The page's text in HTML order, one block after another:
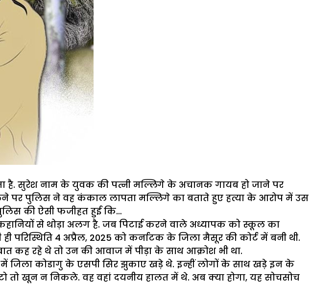
है. सुरेश नाम के युवक की पत्नी मल्लिगे के अचानक गायब हो जाने पर
पर पुलिस ने वह कंकाल लापता मल्लिगे का बताते हुए हत्या के आरोप में उस
की ऐसी फजीहत हुई कि…
से थोड़ा अलग है. जब पिटाई करने वाले अध्यापक को स्कूल का
परिस्थिति 4 अप्रैल, 2025 को कर्नाटक के जिला मैसूर की कोर्ट में बनी थी.
कह रहे थे तो उन की आवाज में पीड़ा के साथ आक्रोश भी था.
कोडागु के एसपी सिर झुकाए खड़े थे. इन्हीं लोगों के साथ खड़े इन के
तो खून न निकले. वह वहां दयनीय हालत में थे. अब क्या होगा, यह सोचसोच